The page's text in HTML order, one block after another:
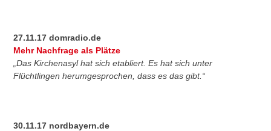
27.11.17 domradio.de
Mehr Nachfrage als Plätze
„Das Kirchenasyl hat sich etabliert. Es hat sich unter
Flüchtlingen herumgesprochen, dass es das gibt.“
30.11.17 nordbayern.de